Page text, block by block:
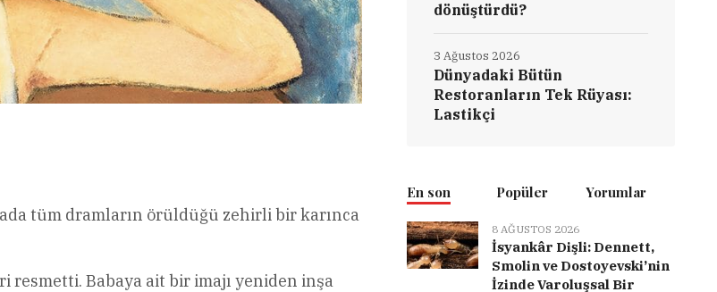
tüm dramların örüldüğü zehirli bir karınca
Babaya ait bir imajı yeniden inşa
dönüştürdü?
Dünyadaki Bütün
Restoranların Tek Rüyası:
Lastikçi
3 Ağustos 2026
En son Popüler Yorumlar
8 AĞUSTOS 2026
İsyankâr Dişli: Dennett,
Smolin ve Dostoyevski’nin
İzinde Varoluşsal Bir